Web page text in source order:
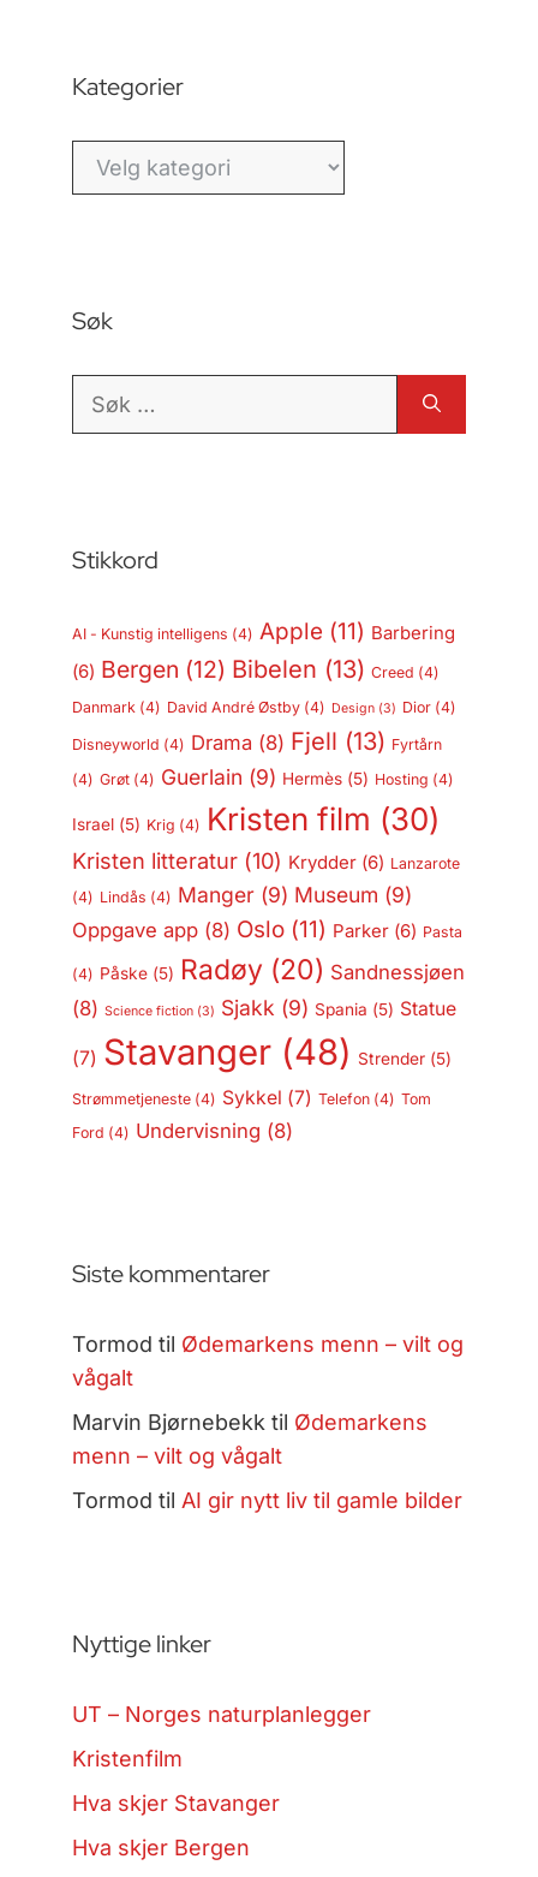
Kategorier
Kategorier
Søk
Søk
Stikkord
AI - Kunstig intelligens (4) Apple (11) Barbering
(6) Bergen (12) Bibelen (13) Creed (4)
Danmark (4) David André Østby(4) Design(3) Dior(4)
Disneyworld (4) Drama (8) Fjell (13) Fyrtårn
(4) Grøt(4) Guerlain (9) Hermès(5) Hosting (4)
Israel(5) Krig (4) Kristen film (30)
Kristen litteratur(10) Krydder(6) Lanzarote
(4) Lindås (4) Manger(9) Museum (9)
Oppgave app(8) Oslo(11) Parker(6) Pasta
(4) Påske(5) Radøy(20) Sandnessjøen
(8) Science fiction(3) Sjakk (9) Spania (5) Statue
(7) Stavanger(48) Strender(5)
Strømmetjeneste(4) Sykkel (7) Telefon(4) Tom
Ford (4) Undervisning (8)
Siste kommentarer
Tormod til Ødemarkens menn – vilt og
vågalt
Marvin Bjørnebekk til Ødemarkens
menn – vilt og vågalt
Tormod til AI gir nytt liv til gamle bilder
Nyttige linker
UT – Norges naturplanlegger
Kristenfilm
Hva skjer Stavanger
Hva skjer Bergen